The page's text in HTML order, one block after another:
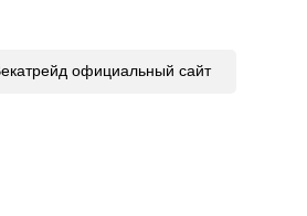
официальный сайт